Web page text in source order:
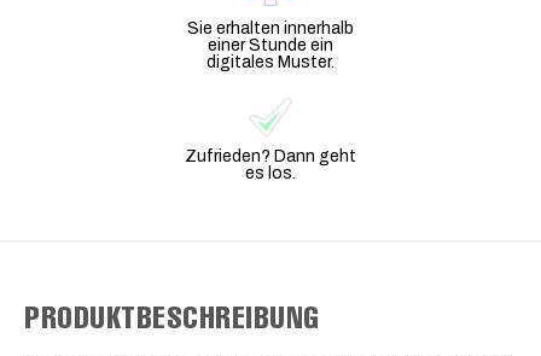
Sie erhalten innerhalb
einer Stunde ein
digitales Muster.
Zufrieden? Dann geht
es los.
PRODUKTBESCHREIBUNG